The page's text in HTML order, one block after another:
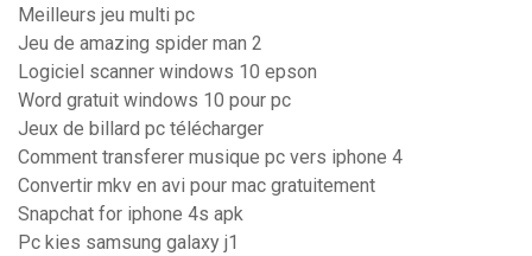
Meilleurs jeu multi pc
Jeu de amazing spider man 2
Logiciel scanner windows 10 epson
Word gratuit windows 10 pour pc
Jeux de billard pc télécharger
Comment transferer musique pc vers iphone 4
Convertir mkv en avi pour mac gratuitement
Snapchat for iphone 4s apk
Pc kies samsung galaxy j1